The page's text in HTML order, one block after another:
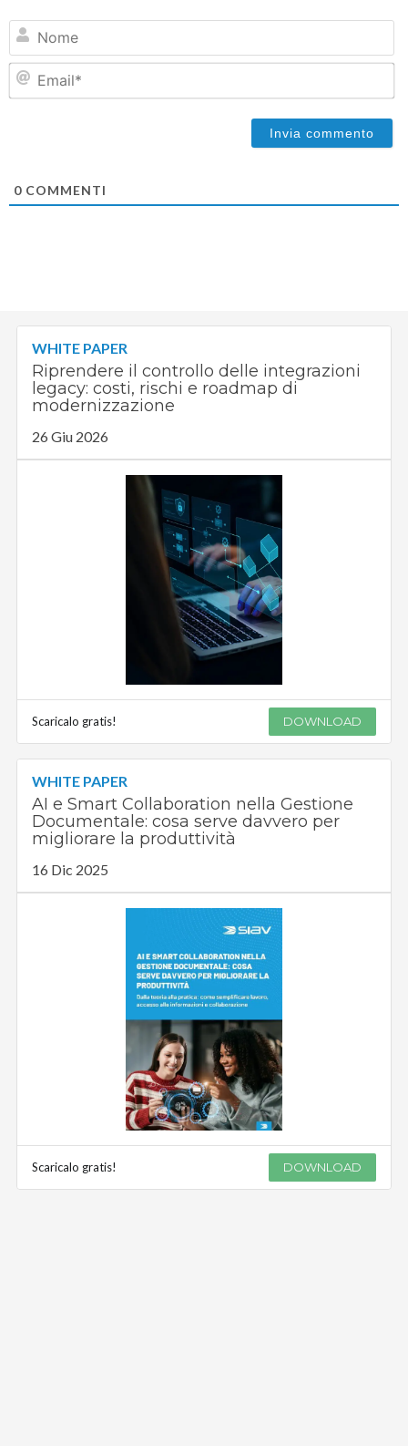
0 COMMENTI
WHITE PAPER
Riprendere il controllo delle integrazioni
legacy: costi, rischi e roadmap di
modernizzazione
26 Giu 2026
Scaricalo gratis! DOWNLOAD
WHITE PAPER
AI e Smart Collaboration nella Gestione
Documentale: cosa serve davvero per
migliorare la produttività
16 Dic 2025
Scaricalo gratis! DOWNLOAD